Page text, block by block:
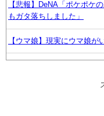
【悲報】DeNA「ポケポケ
もガタ落ちしました」
【ウマ娘】現実にウマ娘が
幼女戦記のアニメこれもう